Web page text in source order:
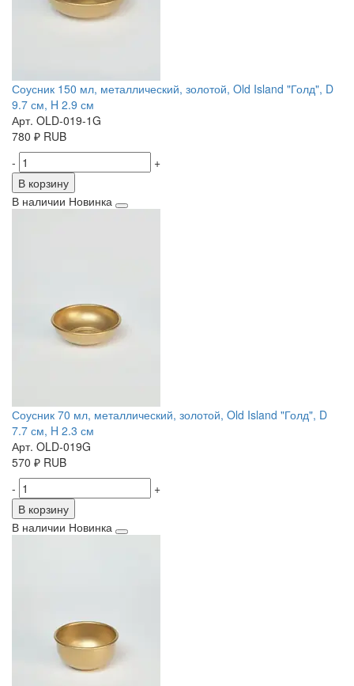
Соусник 150 мл, металлический, золотой, Old Island "Голд", D
9.7 см, H 2.9 см
Арт. OLD-019-1G
780 ₽ RUB
-
+
В корзину
В наличии Новинка
Соусник 70 мл, металлический, золотой, Old Island "Голд", D
7.7 см, H 2.3 см
Арт. OLD-019G
570 ₽ RUB
-
+
В корзину
В наличии Новинка